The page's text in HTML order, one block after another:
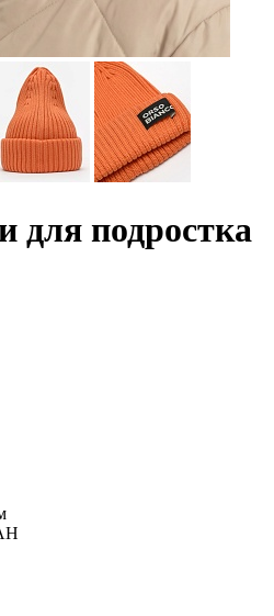
для подростка